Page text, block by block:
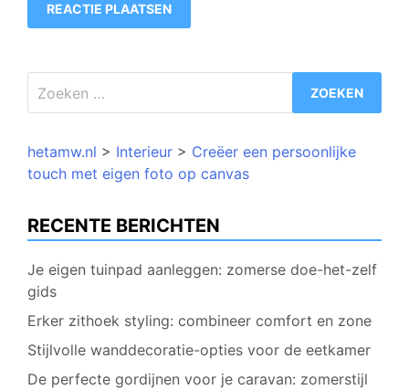
naar:
hetamw.nl > Interieur > Creëer een persoonlijke
touch met eigen foto op canvas
RECENTE BERICHTEN
Je eigen tuinpad aanleggen: zomerse doe-het-zelf
gids
Erker zithoek styling: combineer comfort en zone
Stijlvolle wanddecoratie-opties voor de eetkamer
De perfecte gordijnen voor je caravan: zomerstijl